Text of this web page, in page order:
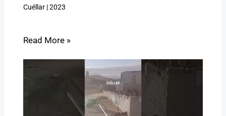
Cuéllar|2023
Read More »